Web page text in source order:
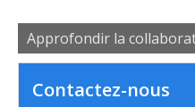
Contactez-nous